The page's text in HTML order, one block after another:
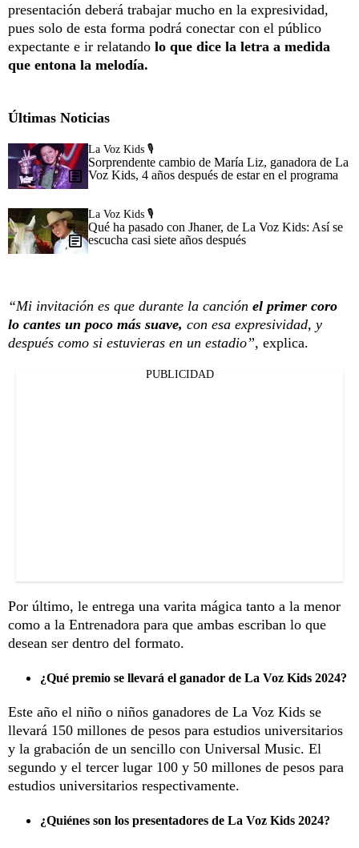
presentación deberá trabajar mucho en la expresividad,
pues solo de esta forma podrá conectar con el público
expectante e ir relatando lo que dice la letra a medida
que entona la melodía.
Últimas Noticias
La Voz Kids 🎙️
Sorprendente cambio de María Liz, ganadora de La
Voz Kids, 4 años después de estar en el programa
La Voz Kids 🎙️
Qué ha pasado con Jhaner, de La Voz Kids: Así se
escucha casi siete años después
“Mi invitación es que durante la canción el primer coro
lo cantes un poco más suave, con esa expresividad, y
después como si estuvieras en un estadio”, explica.
PUBLICIDAD
Por último, le entrega una varita mágica tanto a la menor
como a la Entrenadora para que ambas escriban lo que
desean ser dentro del formato.
¿Qué premio se llevará el ganador de La Voz Kids 2024?
Este año el niño o niños ganadores de La Voz Kids se
llevará 150 millones de pesos para estudios universitarios
y la grabación de un sencillo con Universal Music. El
segundo y el tercer lugar 100 y 50 millones de pesos para
estudios universitarios respectivamente.
¿Quiénes son los presentadores de La Voz Kids 2024?